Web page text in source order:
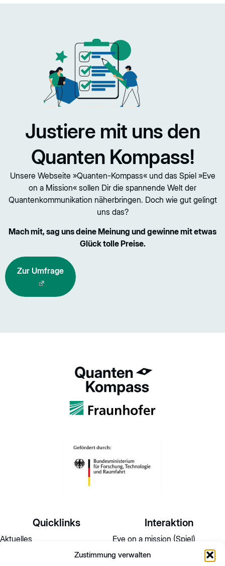
Zustimmung verwalten
Justiere mit uns den
Quanten Kompass!
Unsere Webseite »Quanten-Kompass« und das Spiel »Eve
on a Mission« sollen Dir die spannende Welt der
Quantenkommunikation näherbringen. Doch wie gut gelingt
uns das?
Mach mit, sag uns deine Meinung und gewinne mit etwas
Glück tolle Preise.
Zur Umfrage
Quicklinks
Aktuelles
Interaktion
Eve on a mission (Spiel)
Umfrage